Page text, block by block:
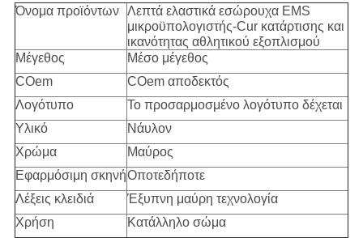
Όνομα προϊόντων Λεπτά ελαστικά εσώρουχα EMS
μικροϋπολογιστής-Cur κατάρτισης και
ικανότητας αθλητικού εξοπλισμού
Μέγεθος
Μέσο μέγεθος
COem
COem αποδεκτός
Λογότυπο
Το προσαρμοσμένο λογότυπο δέχεται
Υλικό
Νάυλον
Χρώμα
Μαύρος
Εφαρμόσιμη σκηνήΟποτεδήποτε
Λέξεις κλειδιά
Έξυπνη μαύρη τεχνολογία
Χρήση
Κατάλληλο σώμα